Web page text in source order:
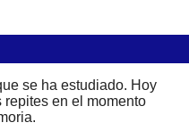
se ha estudiado. Hoy
en el momento